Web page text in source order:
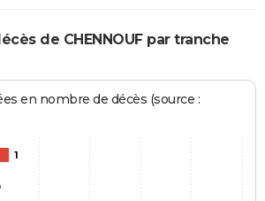
de CHENNOUF par tranche
en nombre de décès (source :
1